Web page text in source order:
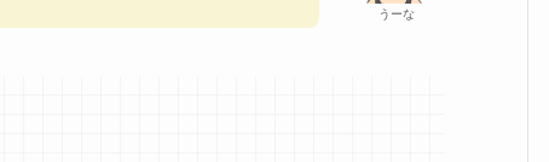
うーな